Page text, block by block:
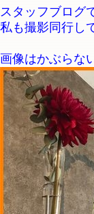
スタッフブログ
私も撮影同行し
画像はかぶらな